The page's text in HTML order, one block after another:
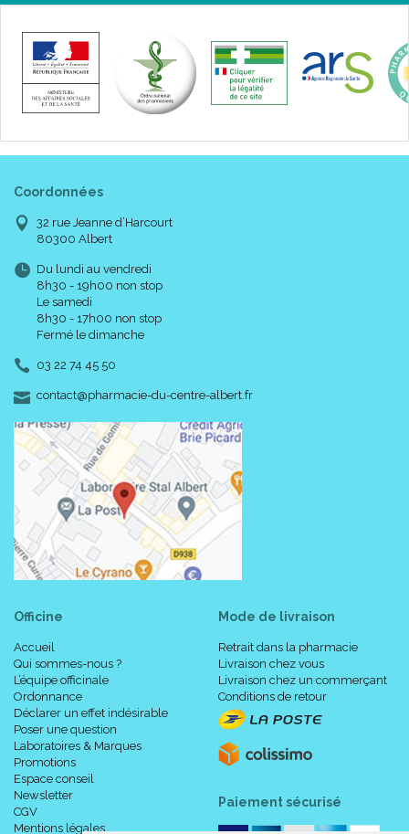
Coordonnées
32 rue Jeanne d’Harcourt
80300 Albert
Du lundi au vendredi
8h30 - 19h00 non stop
Le samedi
8h30 - 17h00 non stop
Fermé le dimanche
03 22 74 45 50
contact-
@-
pharmacie-du-centre-albert.fr
Officine
Accueil
Qui sommes-nous ?
L’équipe officinale
Ordonnance
Déclarer un effet indésirable
Poser une question
Laboratoires & Marques
Promotions
Espace conseil
Newsletter
CGV
Mentions légales
Mode de livraison
Retrait dans la pharmacie
Livraison chez vous
Livraison chez un commerçant
Conditions de retour
Paiement sécurisé